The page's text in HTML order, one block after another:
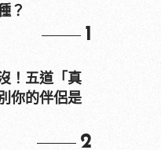
？
1
！五道「真
你的伴侶是
2